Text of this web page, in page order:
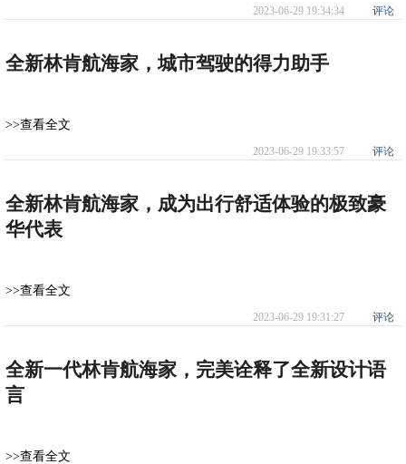
2023-06-29 19:34:34 评论
全新林肯航海家，城市驾驶的得力助手
>>查看全文
2023-06-29 19:33:57 评论
全新林肯航海家，成为出行舒适体验的极致豪
华代表
>>查看全文
2023-06-29 19:31:27 评论
全新一代林肯航海家，完美诠释了全新设计语
言
>>查看全文